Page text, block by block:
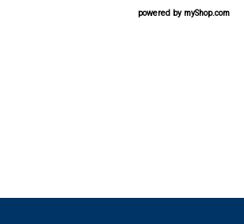
powered by myShop.com